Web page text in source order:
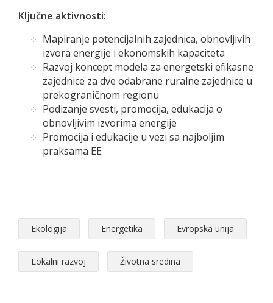
Ključne aktivnosti:
Mapiranje potencijalnih zajednica, obnovljivih
izvora energije i ekonomskih kapaciteta
Razvoj koncept modela za energetski efikasne
zajednice za dve odabrane ruralne zajednice u
prekograničnom regionu
Podizanje svesti, promocija, edukacija o
obnovljivim izvorima energije
Promocija i edukacije u vezi sa najboljim
praksama EE
Ekologija Energetika Evropska unija
Lokalni razvoj Životna sredina